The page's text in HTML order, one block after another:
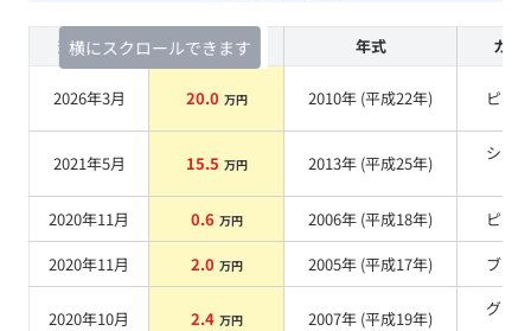
横にスクロールできます
査定時期 セルカ実績 年式 カラ
2026年3月 20.0 万円 2010年 (平成22年) ピンク
2021年5月 15.5 万円 2013年 (平成25年)
シル
2020年11月
0.6 万円 2006年 (平成18年)
ピンク
2020年11月
2.0 万円 2005年 (平成17年) ブルー
2020年10月 2.4 万円 2007年 (平成19年)
グリ